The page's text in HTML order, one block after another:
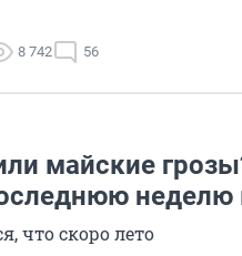
8 742 56
майские
неделю
что скоро лето